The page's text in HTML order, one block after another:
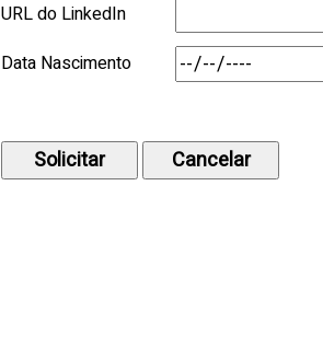
URL do LinkedIn
Data Nascimento